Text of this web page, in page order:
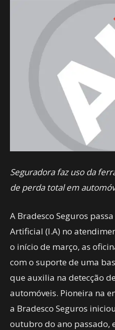
Seguradora faz uso da
de perda total em
A Bradesco Seguros
Artificial (I.A) no
o início de março, as
com o suporte de uma
que auxilia na detecção
automóveis. Pioneira na
a Bradesco Seguros
outubro do ano passado,